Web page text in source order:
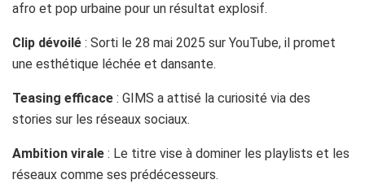
afro et pop urbaine pour un résultat explosif.
Clip dévoilé : Sorti le 28 mai 2025 sur YouTube, il promet
une esthétique léchée et dansante.
Teasing efficace : GIMS a attisé la curiosité via des
stories sur les réseaux sociaux.
Ambition virale : Le titre vise à dominer les playlists et les
réseaux comme ses prédécesseurs.